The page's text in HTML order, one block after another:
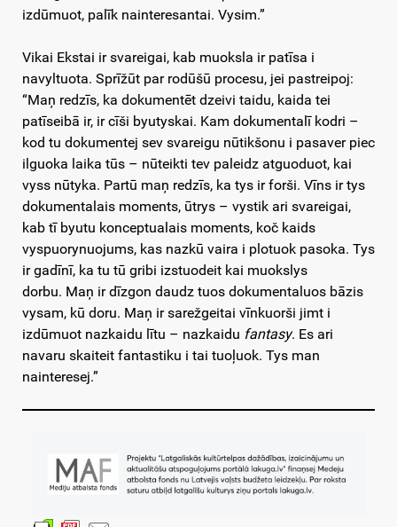
izdūmuot, palīk nainteresantai. Vysim.”
Vikai Ekstai ir svareigai, kab muoksla ir patīsa i
navyltuota. Sprīžūt par rodūšū procesu, jei pastreipoj:
“Maņ redzīs, ka dokumentēt dzeivi taidu, kaida tei
patīseibā ir, ir cīši byutyskai. Kam dokumentalī kodri –
kod tu dokumentej sev svareigu nūtikšonu i pasaver piec
ilguoka laika tūs – nūteikti tev paleidz atguoduot, kai
vyss nūtyka. Partū maņ redzīs, ka tys ir forši. Vīns ir tys
dokumentalais moments, ūtrys – vystik ari svareigai,
kab tī byutu konceptualais moments, koč kaids
vyspuorynuojums, kas nazkū vaira i plotuok pasoka. Tys
ir gadīnī, ka tu tū gribi izstuodeit kai muokslys
dorbu. Maņ ir dīzgon daudz tuos dokumentaluos bāzis
vysam, kū doru. Maņ ir sarežgeitai vīnkuorši jimt i
izdūmuot nazkaidu lītu – nazkaidu fantasy. Es ari
navaru skaiteit fantastiku i tai tuoļuok. Tys man
nainteresej.”